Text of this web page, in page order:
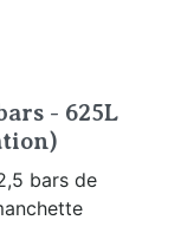
- 625L
bars de